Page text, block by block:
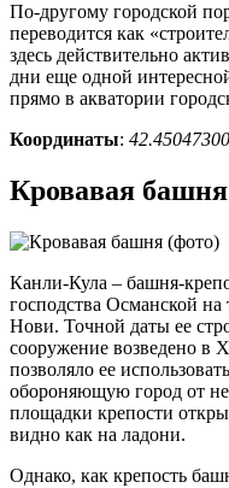
По-другому городской
переводится как
здесь действительно
дни еще одной
прямо в акватории
Координаты:
Кровавая башня
Канли-Кула – башня-
господства Османской
Нови. Точной даты ее
сооружение возведено в
позволяло ее
обороняющую город от
площадки крепости
видно как на ладони.
Однако, как крепость